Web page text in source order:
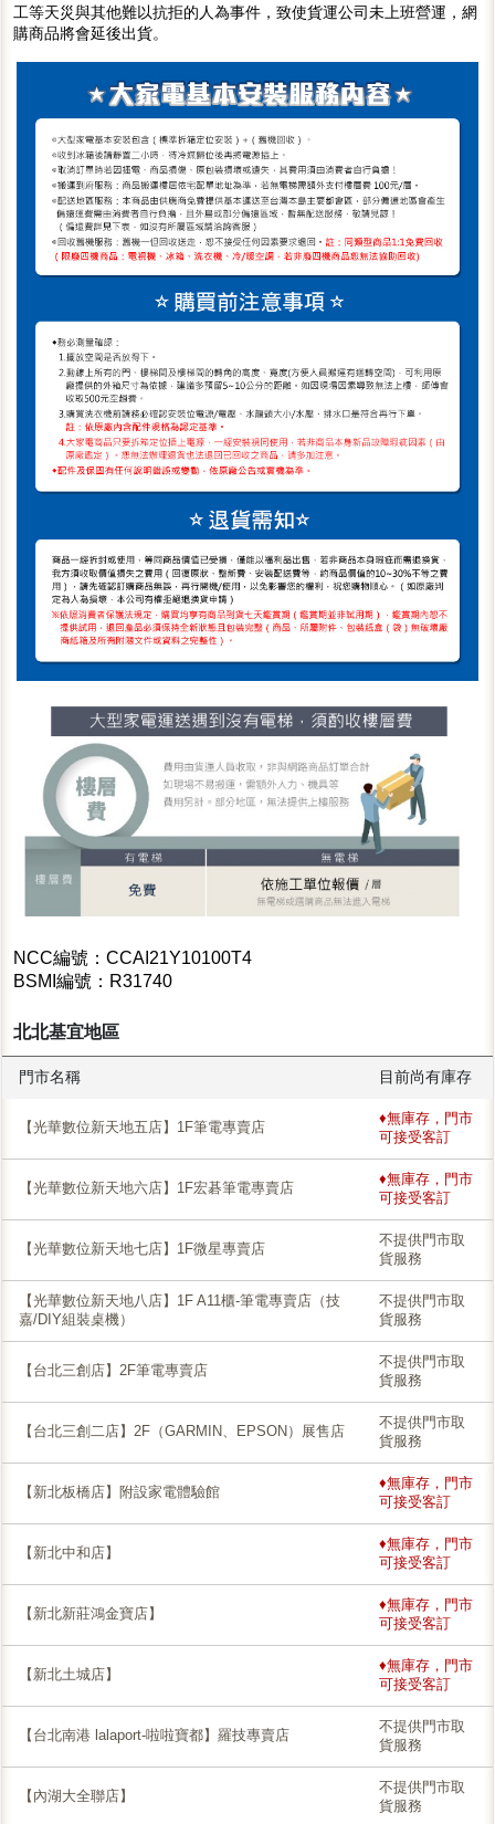
工等天災與其他難以抗拒的人為事件，致使貨運公司未上班營運，網
購商品將會延後出貨。
NCC編號：CCAI21Y10100T4
BSMI編號：R31740
北北基宜地區
門市名稱 目前尚有庫存
【光華數位新天地五店】1F筆電專賣店
♦無庫存，門市
可接受客訂
【光華數位新天地六店】1F宏碁筆電專賣店
♦無庫存，門市
可接受客訂
【光華數位新天地七店】1F微星專賣店
不提供門市取
貨服務
【光華數位新天地八店】1F A11櫃-筆電專賣店（技
嘉/DIY組裝桌機）
不提供門市取
貨服務
【台北三創店】2F筆電專賣店
不提供門市取
貨服務
【台北三創二店】2F（GARMIN、EPSON）展售店
不提供門市取
貨服務
【新北板橋店】附設家電體驗館
♦無庫存，門市
可接受客訂
【新北中和店】
♦無庫存，門市
可接受客訂
【新北新莊鴻金寶店】
♦無庫存，門市
可接受客訂
【新北土城店】
♦無庫存，門市
可接受客訂
【台北南港 lalaport-啦啦寶都】羅技專賣店
不提供門市取
貨服務
【內湖大全聯店】
不提供門市取
貨服務